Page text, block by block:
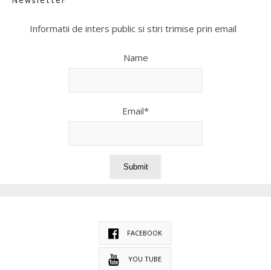
Informatii de inters public si stiri trimise prin email
Name
Email*
FACEBOOK
YOU TUBE